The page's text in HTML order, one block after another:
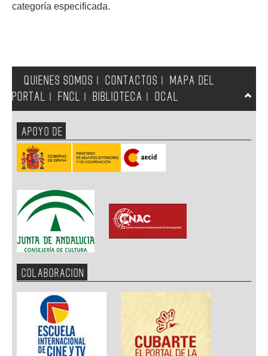
categoría especificada.
QUIENES SOMOS CONTACTOS
MAPA DEL
PORTAL
FNCL BIBLIOTECA OCAL
APOYO DE
COLABORACION